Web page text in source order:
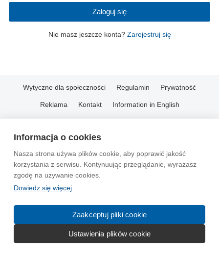
Informacja o cookies
Nasza strona używa plików cookie, aby poprawić jakość
korzystania z serwisu. Kontynuując przeglądanie, wyrażasz
zgodę na używanie cookies.
Dowiedz się więcej
Zaakceptuj pliki cookie
Ustawienia plików cookie
Zaloguj się
Nie masz jeszcze konta? Zarejestruj się
Wytyczne dla społeczności Regulamin Prywatność
Reklama Kontakt Information in English